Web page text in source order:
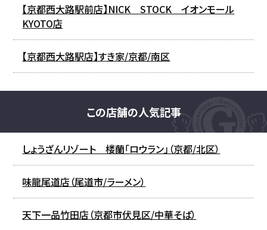
【京都西大路駅前店】NICK STOCK イオンモール
KYOTO店
【京都西大路駅店】すき家/京都/南区
この店舗の人気記事
しょうざんリゾート 楼蘭「ロウラン」（京都/北区）
味龍尾道店（尾道市/ラーメン）
天下一品竹田店（京都市伏見区/中華そば）